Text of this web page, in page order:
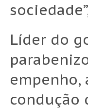
Líder do
empenho,
condução